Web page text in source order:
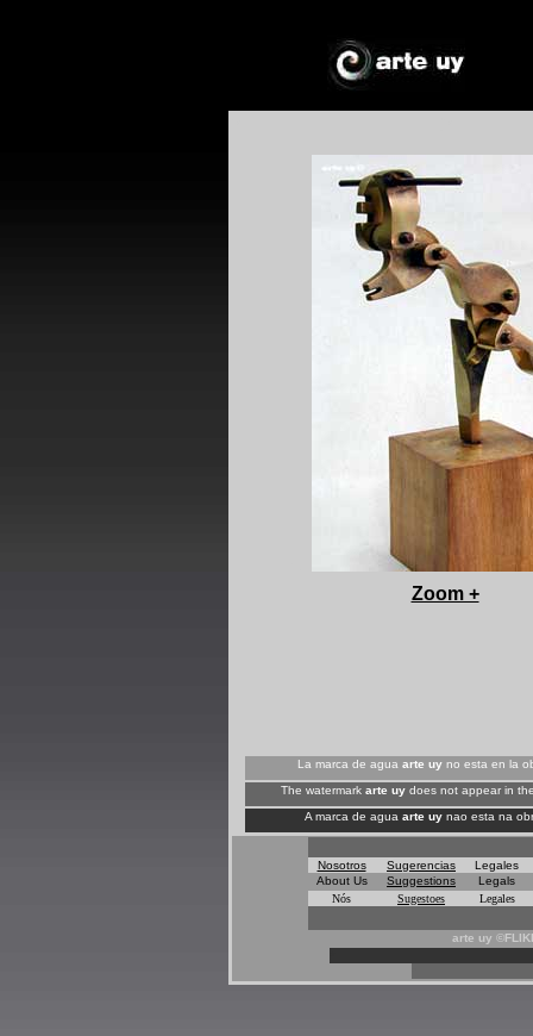
Zoom +
La marca de agua arte uy no esta en la
The watermark arte uy does not appear in
A marca de agua arte uynao esta na
Nosotros Sugerencias
Legales
About Us
Suggestions
Legals
Nós
Sugestoes Legales
arte uy